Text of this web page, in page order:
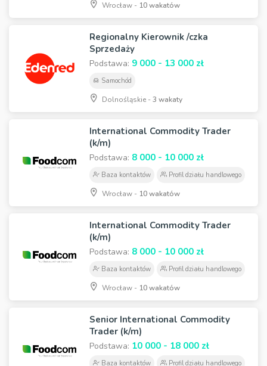
Wrocław - 10 wakatów
Regionalny Kierownik /czka
Sprzedaży
Podstawa: 9 000 - 13 000 zł
Samochód
Dolnośląskie -3 wakaty
International Commodity Trader
(k/m)
Podstawa: 8 000 - 10 000 zł
Baza kontaktów Profil działu handlowego
Wrocław - 10 wakatów
International Commodity Trader
(k/m)
Podstawa: 8 000 - 10 000 zł
Baza kontaktów Profil działu handlowego
Wrocław - 10 wakatów
Senior International Commodity
Trader (k/m)
Podstawa: 10 000 - 18 000 zł
Baza kontaktów Profil działu handlowego